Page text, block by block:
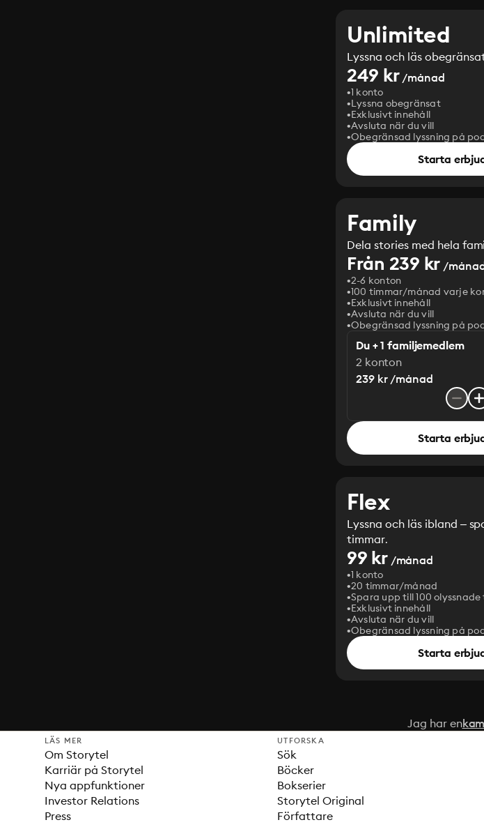
Unlimited
Lyssna och läs
249 kr/månad
1 konto
Lyssna obegränsat
Exklusivt innehåll
Avsluta när du vill
Obegränsad lyssning på
Starta
Family
Dela stories med hela
Från 239 kr /
2-6 konton
100 timmar/månad varje
Exklusivt innehåll
Avsluta när du vill
Obegränsad lyssning på
Du + 1 familjemedlem
2 konton
239 kr /månad
Starta
Flex
Lyssna och läs ibland –
timmar.
99 kr/månad
1 konto
20 timmar/månad
Spara upp till 100
Exklusivt innehåll
Avsluta när du vill
Obegränsad lyssning på
Starta
Jag har en
LÄS MER
Om Storytel
Karriär på Storytel
Nya appfunktioner
Investor Relations
Press
UTFORSKA
Sök
Böcker
Bokserier
Storytel Original
Författare